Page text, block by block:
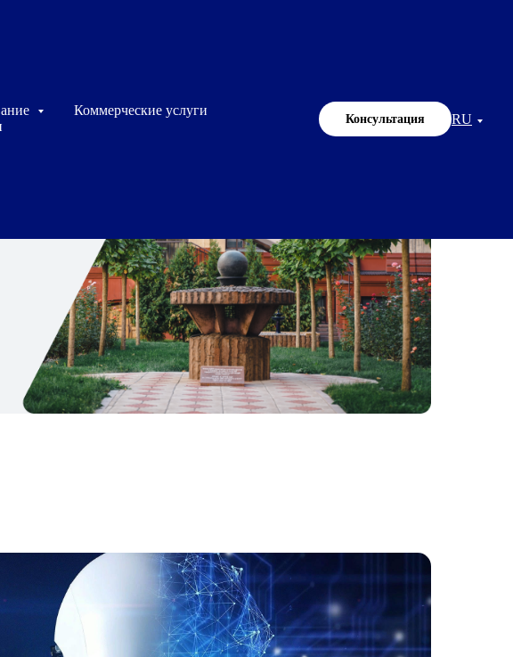
Коммерческие услуги
Консультация RU